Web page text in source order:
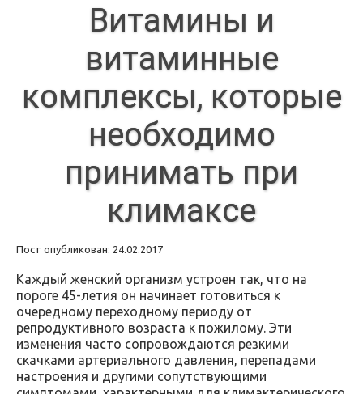
Витамины и
витаминные
комплексы, которые
необходимо
принимать при
климаксе
Пост опубликован: 24.02.2017
Каждый женский организм устроен так, что на
пороге 45-летия он начинает готовиться к
очередному переходному периоду от
репродуктивного возраста к пожилому. Эти
изменения часто сопровождаются резкими
скачками артериального давления, перепадами
настроения и другими сопутствующими